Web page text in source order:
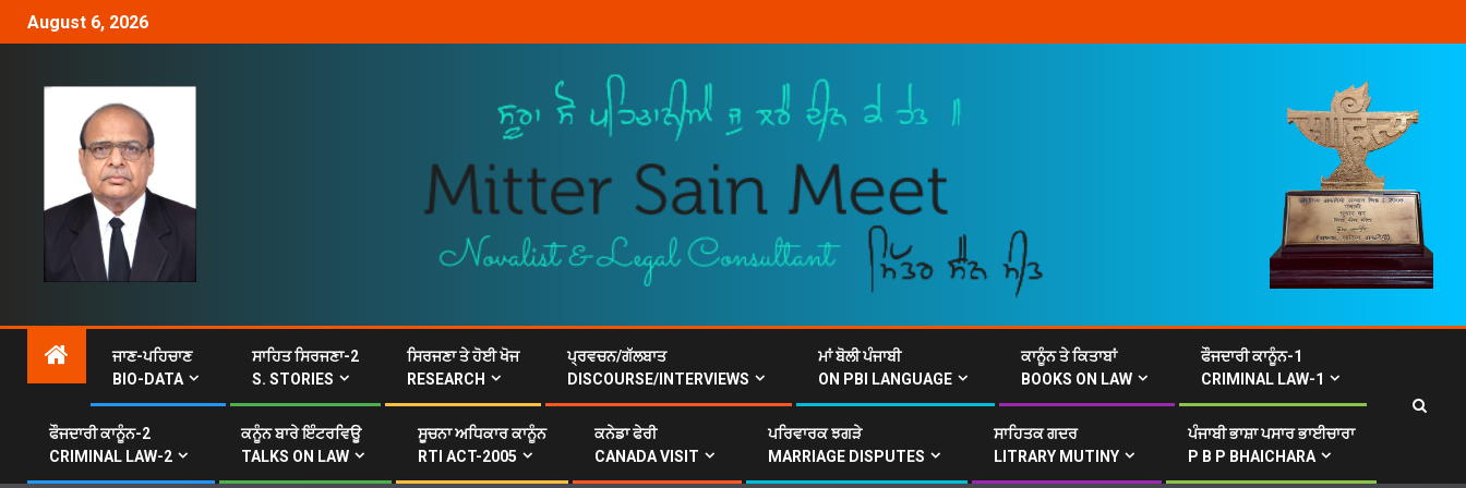
August 6, 2026
ਜਾਣ-ਪਹਿਚਾਣ
BIO-DATA
ਸਾਹਿਤ ਸਿਰਜਣਾ-2
S. STORIES
ਸਿਰਜਣਾ ਤੇ ਹੋਈ ਖੋਜ
RESEARCH
ਪ੍ਰਵਚਨ/ਗੱਲਬਾਤ
DISCOURSE/INTERVIEWS
ਮਾਂ ਬੋਲੀ ਪੰਜਾਬੀ
ON PBI LANGUAGE
ਕਾਨੂੰਨ ਤੇ ਕਿਤਾਬਾਂ
BOOKS ON LAW
ਫੌਜਦਾਰੀ ਕਾਨੂੰਨ-1
CRIMINAL LAW-1
ਫੌਜਦਾਰੀ ਕਾਨੂੰਨ-2
CRIMINAL LAW-2
ਕਨੂੰਨ ਬਾਰੇ ਇੰਟਰਵਿਊ
TALKS ON LAW
ਸੂਚਨਾ ਅਧਿਕਾਰ ਕਾਨੂੰਨ
RTI ACT-2005
ਕਨੇਡਾ ਫੇਰੀ
CANADA VISIT
ਪਰਿਵਾਰਕ ਝਗੜੇ
MARRIAGE DISPUTES
ਸਾਹਿਤਕ ਗਦਰ
LITRARY MUTINY
ਪੰਜਾਬੀ ਭਾਸ਼ਾ ਪਸਾਰ ਭਾਈਚਾਰਾ
P B P BHAICHARA